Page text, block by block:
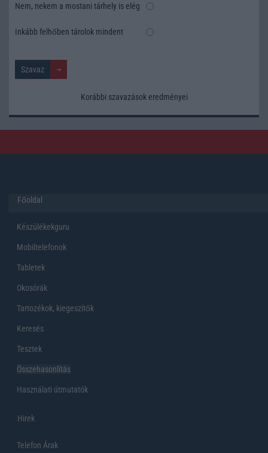
Nem, nekem a mostani tárhely is elég
Inkább felhőben tárolok mindent
Korábbi szavazások eredményei
Főoldal
Készülékekguru
Mobiltelefonok
Tabletek
Okosórák
Tartozékok, kiegeszítők
Keresés
Tesztek
Összehasonlítás
Használati útmutatók
Hirek
Telefon Árak